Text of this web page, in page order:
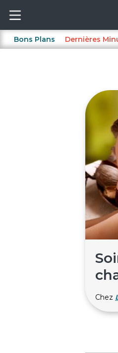
Bons Plans Dernières
Chez